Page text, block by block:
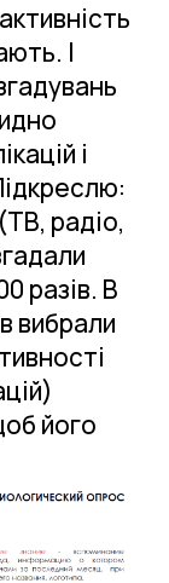
І
і
радіо,
разів. В
вибрали
його